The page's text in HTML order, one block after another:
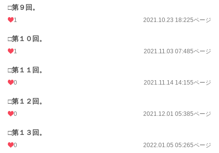
□第９回。
1 2021.10.23 18:225ページ
□第１０回。
1 2021.11.03 07:485ページ
□第１１回。
0 2021.11.14 14:155ページ
□第１２回。
0 2021.12.01 05:385ページ
□第１３回。
0 2022.01.05 05:265ページ